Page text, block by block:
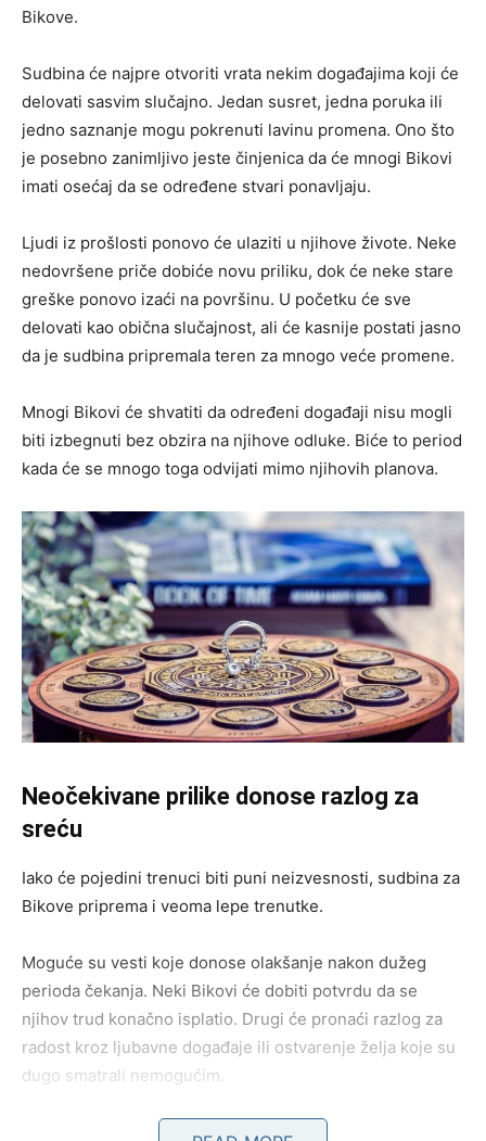
Bikove.
Sudbina će najpre otvoriti vrata nekim događajima koji će
delovati sasvim slučajno. Jedan susret, jedna poruka ili
jedno saznanje mogu pokrenuti lavinu promena. Ono što
je posebno zanimljivo jeste činjenica da će mnogi Bikovi
imati osećaj da se određene stvari ponavljaju.
Ljudi iz prošlosti ponovo će ulaziti u njihove živote. Neke
nedovršene priče dobiće novu priliku, dok će neke stare
greške ponovo izaći na površinu. U početku će sve
delovati kao obična slučajnost, ali će kasnije postati jasno
da je sudbina pripremala teren za mnogo veće promene.
Mnogi Bikovi će shvatiti da određeni događaji nisu mogli
biti izbegnuti bez obzira na njihove odluke. Biće to period
kada će se mnogo toga odvijati mimo njihovih planova.
Neočekivane prilike donose razlog za
sreću
Iako će pojedini trenuci biti puni neizvesnosti, sudbina za
Bikove priprema i veoma lepe trenutke.
Moguće su vesti koje donose olakšanje nakon dužeg
perioda čekanja. Neki Bikovi će dobiti potvrdu da se
njihov trud konačno isplatio. Drugi će pronaći razlog za
radost kroz ljubavne događaje ili ostvarenje želja koje su
dugo smatrali nemogućim.
Posebno će biti zanimljive situacije koje će nastati